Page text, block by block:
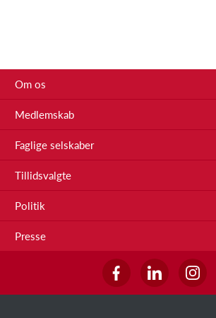
Om os
Medlemskab
Faglige selskaber
Tillidsvalgte
Politik
Presse